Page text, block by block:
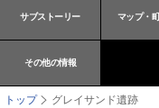
サブストーリー マップ・
その他の情報
トップ グレイサンド遺跡